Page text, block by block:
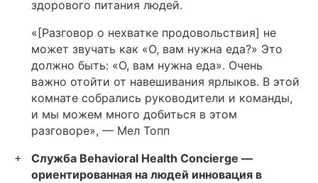
здорового питания людей.
«[Разговор о нехватке продовольствия] не
может звучать как «О, вам нужна еда?» Это
должно быть: «О, вам нужна еда». Очень
важно отойти от навешивания ярлыков. В этой
комнате собрались руководители и команды,
и мы можем много добиться в этом
разговоре», — Мел Топп
Служба Behavioral Health Concierge —
ориентированная на людей инновация в